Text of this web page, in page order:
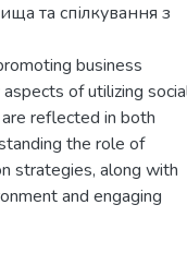
та спілкування з
business
of utilizing
reflected in both
the role of
strategies, along with
and engaging